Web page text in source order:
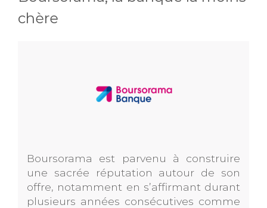
chère
Boursorama est parvenu à construire
une sacrée réputation autour de son
offre, notamment en s’affirmant durant
plusieurs années consécutives comme